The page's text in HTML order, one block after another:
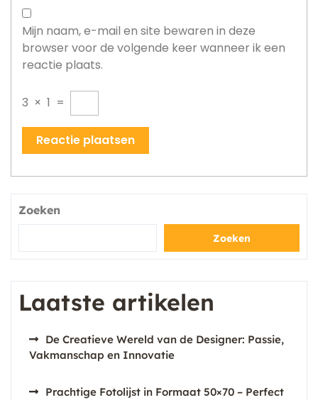
Mijn naam, e-mail en site bewaren in deze
browser voor de volgende keer wanneer ik een
reactie plaats.
3 × 1 =
Zoeken
Zoeken
Laatste artikelen
De Creatieve Wereld van de Designer: Passie,
Vakmanschap en Innovatie
Prachtige Fotolijst in Formaat 50×70 – Perfect